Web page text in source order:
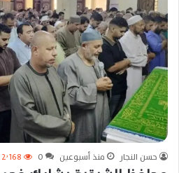
حسن النجار منذ أسبوعين 0 2٬168